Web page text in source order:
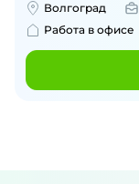
Волгоград
Работа в офисе